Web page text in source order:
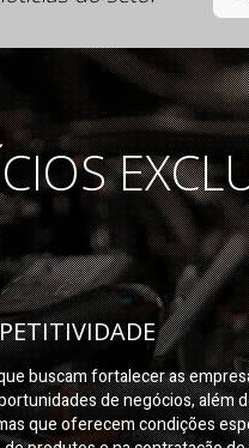
buscam fortalecer as
de negócios, além
que oferecem condições